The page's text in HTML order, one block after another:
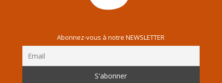
Abonnez-vous à notre NEWSLETTER